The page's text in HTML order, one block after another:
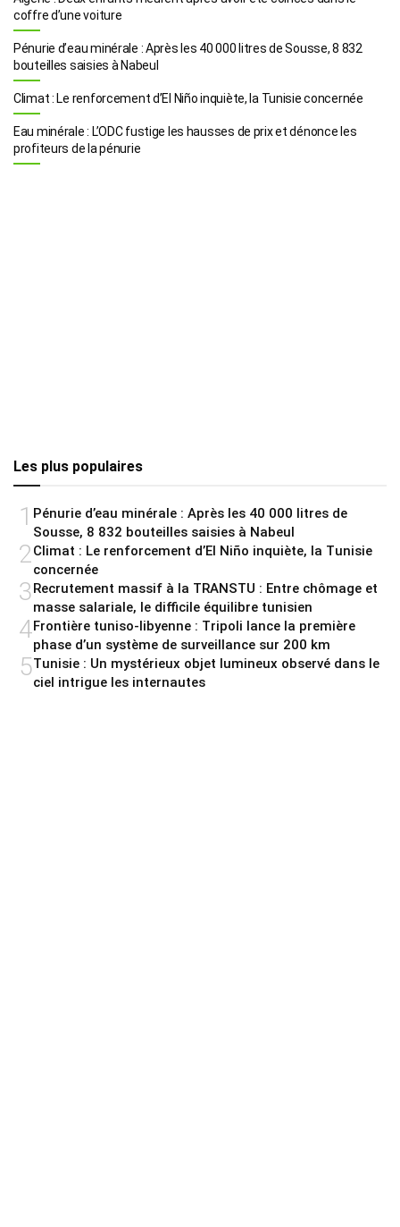
coffre d’une voiture
Pénurie d’eau minérale : Après les 40 000 litres de Sousse, 8 832
bouteilles saisies à Nabeul
Climat : Le renforcement d’El Niño inquiète, la Tunisie concernée
Eau minérale : L’ODC fustige les hausses de prix et dénonce les
profiteurs de la pénurie
Les plus populaires
1 Pénurie d’eau minérale : Après les 40 000 litres de
Sousse, 8 832 bouteilles saisies à Nabeul
2Climat : Le renforcement d’El Niño inquiète, la Tunisie
concernée
3Recrutement massif à la TRANSTU : Entre chômage et
masse salariale, le difficile équilibre tunisien
4Frontière tuniso-libyenne : Tripoli lance la première
phase d’un système de surveillance sur 200 km
5Tunisie : Un mystérieux objet lumineux observé dans le
ciel intrigue les internautes